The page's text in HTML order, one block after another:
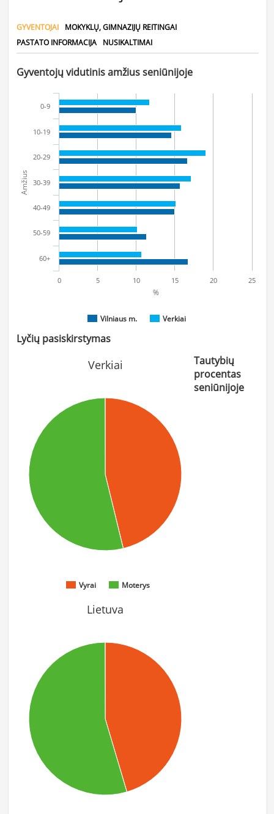
GYVENTOJAI
MOKYKLŲ, GIMNAZIJŲ REITINGAI
PASTATO INFORMACIJA
NUSIKALTIMAI
Gyventojų vidutinis amžius seniūnijoje
Amžius
%
Vilniaus m. Verkiai
0-9
10-19
20-29
30-39
40-49
50-59
60+
0 5 10 15 20 25
Lyčių pasiskirstymas
Verkiai
Vyrai Moterys
Lietuva
Tautybių
procentas
seniūnijoje